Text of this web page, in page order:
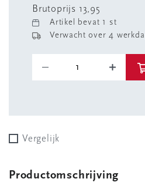
Brutoprijs 13,95
Artikel bevat 1 st
Verwacht over 4
Vergelijk
Productomschrijving